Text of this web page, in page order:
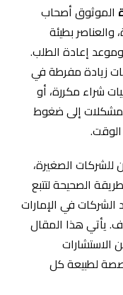
الموثوق أصحاب
بطيئة
وموعد إعادة الطلب.
زيادة مفرطة في
شراء مكررة، أو
إلى ضغوط
الوقت.
الصغيرة،
الصحيحة لتتبع
الشركات في الإمارات
يأتي هذا المقال
الاستشارات
لطبيعة كل